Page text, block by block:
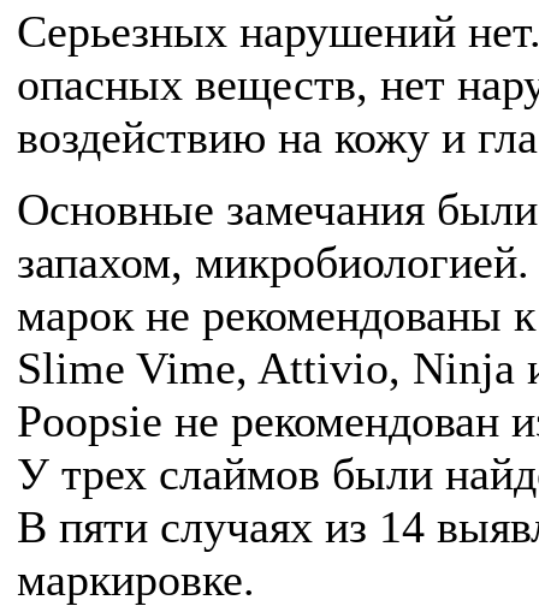
Серьезных нарушений
опасных веществ, нет
воздействию на кожу и
Основные замечания
запахом,
марок не рекомендованы к
Slime Vime, Attivio, Ninja
Poopsie не рекомендован
У трех слаймов были
В пяти случаях из 14
маркировке.